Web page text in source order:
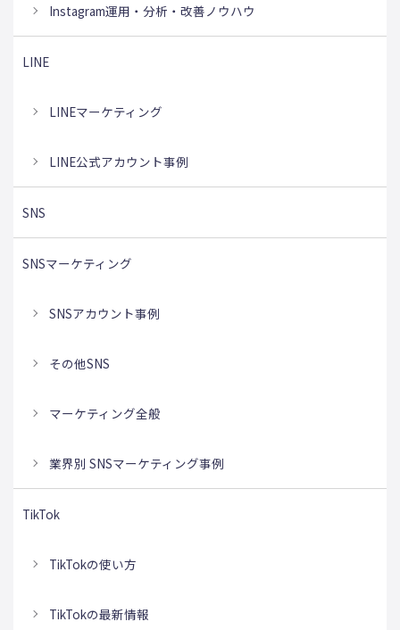
Instagram運用・分析・改善ノウハウ
LINE
LINEマーケティング
LINE公式アカウント事例
SNS
SNSマーケティング
SNSアカウント事例
その他SNS
マーケティング全般
業界別 SNSマーケティング事例
TikTok
TikTokの使い方
TikTokの最新情報